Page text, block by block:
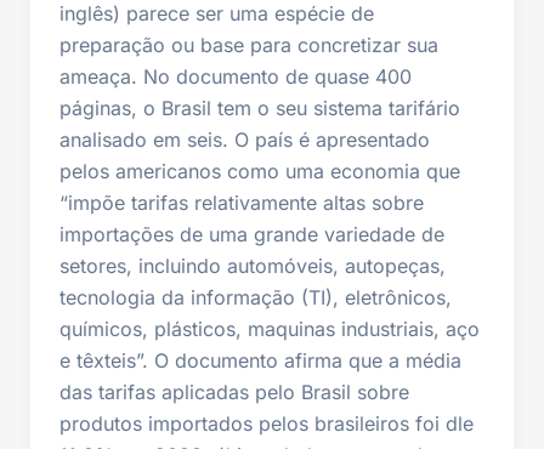
inglês) parece ser uma espécie de
preparação ou base para concretizar sua
ameaça. No documento de quase 400
páginas, o Brasil tem o seu sistema tarifário
analisado em seis. O país é apresentado
pelos americanos como uma economia que
“impõe tarifas relativamente altas sobre
importações de uma grande variedade de
setores, incluindo automóveis, autopeças,
tecnologia da informação (TI), eletrônicos,
químicos, plásticos, maquinas industriais, aço
e têxteis”. O documento afirma que a média
das tarifas aplicadas pelo Brasil sobre
produtos importados pelos brasileiros foi dle